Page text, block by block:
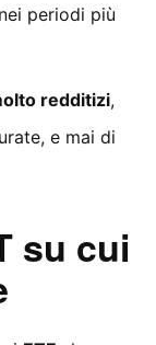
periodi più
redditizi,
e mai di
su cui